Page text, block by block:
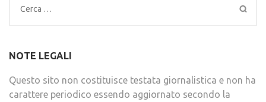
Ricerca
NOTE LEGALI
Questo sito non costituisce testata giornalistica e non ha
carattere periodico essendo aggiornato secondo la